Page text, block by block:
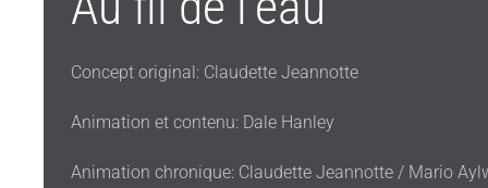
Concept original: Claudette Jeannotte
Animation et contenu: Dale Hanley
Animation chronique: Claudette Jeannotte /